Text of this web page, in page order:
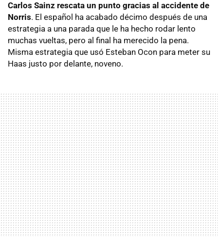
Carlos Sainz rescata un punto gracias al accidente de
Norris. El español ha acabado décimo después de una
estrategia a una parada que le ha hecho rodar lento
muchas vueltas, pero al final ha merecido la pena.
Misma estrategia que usó Esteban Ocon para meter su
Haas justo por delante, noveno.